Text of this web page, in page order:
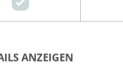
ANZEIGEN